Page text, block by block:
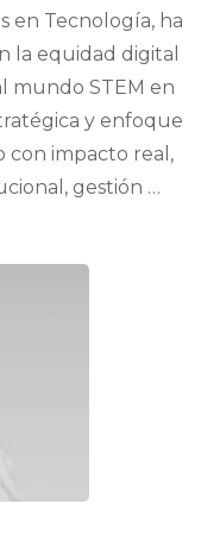
en Tecnología, ha
la equidad digital
mundo STEM en
y enfoque
con impacto real,
gestión …